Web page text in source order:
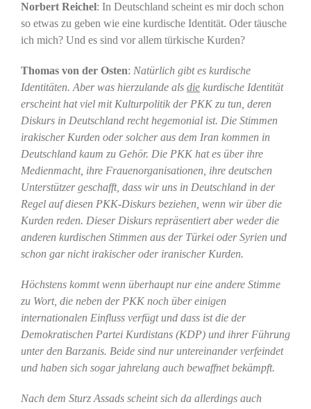
Norbert Reichel: In Deutschland scheint es mir doch schon
so etwas zu geben wie eine kurdische Identität. Oder täusche
ich mich? Und es sind vor allem türkische Kurden?
Thomas von der Osten: Natürlich gibt es kurdische
Identitäten. Aber was hierzulande als diekurdische Identität
erscheint hat viel mit Kulturpolitik der PKK zu tun, deren
Diskurs in Deutschland recht hegemonial ist. Die Stimmen
irakischer Kurden oder solcher aus dem Iran kommen in
Deutschland kaum zu Gehör. Die PKK hat es über ihre
Medienmacht, ihre Frauenorganisationen, ihre deutschen
Unterstützer geschafft, dass wir uns in Deutschland in der
Regel auf diesen PKK-Diskurs beziehen, wenn wir über die
Kurden reden. Dieser Diskurs repräsentiert aber weder die
anderen kurdischen Stimmen aus der Türkei oder Syrien und
schon gar nicht irakischer oder iranischer Kurden.
Höchstens kommt wenn überhaupt nur eine andere Stimme
zu Wort, die neben der PKK noch über einigen
internationalen Einfluss verfügt und dass ist die der
Demokratischen Partei Kurdistans (KDP) und ihrer Führung
unter den Barzanis. Beide sind nur untereinander verfeindet
und haben sich sogar jahrelang auch bewaffnet bekämpft.
Nach dem Sturz Assads scheint sich da allerdings auch